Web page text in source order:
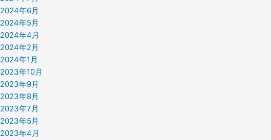
2024年6月
2024年5月
2024年4月
2024年2月
2024年1月
2023年10月
2023年9月
2023年8月
2023年7月
2023年5月
2023年4月